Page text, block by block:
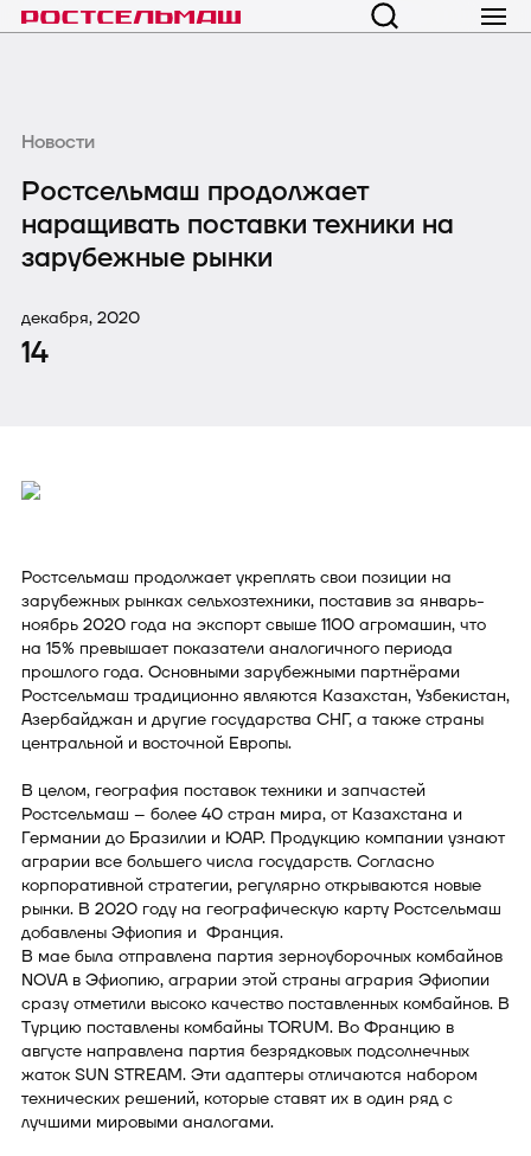
Новости
Ростсельмаш продолжает
наращивать поставки техники на
зарубежные рынки
декабря, 2020
14
Ростсельмаш продолжает укреплять свои позиции на
зарубежных рынках сельхозтехники, поставив за январь-
ноябрь 2020 года на экспорт свыше 1100 агромашин, что
на 15% превышает показатели аналогичного периода
прошлого года. Основными зарубежными партнёрами
Ростсельмаш традиционно являются Казахстан, Узбекистан,
Азербайджан и другие государства СНГ, а также страны
центральной и восточной Европы.
В целом, география поставок техники и запчастей
Ростсельмаш – более 40 стран мира, от Казахстана и
Германии до Бразилии и ЮАР. Продукцию компании узнают
аграрии все большего числа государств. Согласно
корпоративной стратегии, регулярно открываются новые
рынки. В 2020 году на географическую карту Ростсельмаш
добавлены Эфиопия и Франция.
В мае была отправлена партия зерноуборочных комбайнов
NOVA в Эфиопию, аграрии этой страны агрария Эфиопии
сразу отметили высоко качество поставленных комбайнов. В
Турцию поставлены комбайны TORUM. Во Францию в
августе направлена партия безрядковых подсолнечных
жаток SUN STREAM. Эти адаптеры отличаются набором
технических решений, которые ставят их в один ряд с
лучшими мировыми аналогами.